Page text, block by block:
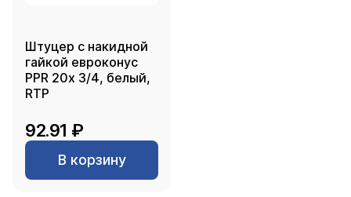
Штуцер с накидной
гайкой евроконус
PPR 20х 3/4, белый,
RTP
92.91 ₽
В корзину